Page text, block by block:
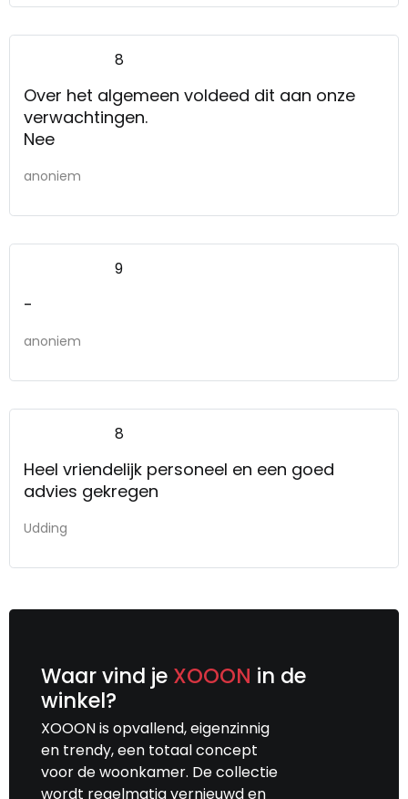
8
Over het algemeen voldeed dit aan onze
verwachtingen.
Nee
anoniem
9
-
anoniem
8
Heel vriendelijk personeel en een goed
advies gekregen
Udding
Waar vind je XOOON in de
winkel?
XOOON is opvallend, eigenzinnig
en trendy, een totaal concept
voor de woonkamer. De collectie
wordt regelmatig vernieuwd en